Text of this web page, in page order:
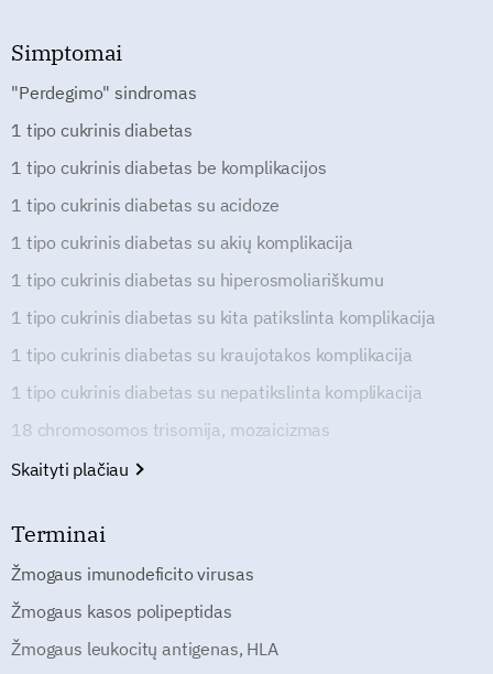
Simptomai
"Perdegimo" sindromas
1 tipo cukrinis diabetas
1 tipo cukrinis diabetas be komplikacijos
1 tipo cukrinis diabetas su acidoze
1 tipo cukrinis diabetas su akių komplikacija
1 tipo cukrinis diabetas su hiperosmoliariškumu
1 tipo cukrinis diabetas su kita patikslinta komplikacija
1 tipo cukrinis diabetas su kraujotakos komplikacija
1 tipo cukrinis diabetas su nepatikslinta komplikacija
18 chromosomos trisomija, mozaicizmas
Skaityti plačiau
Terminai
Žmogaus imunodeficito virusas
Žmogaus kasos polipeptidas
Žmogaus leukocitų antigenas, HLA